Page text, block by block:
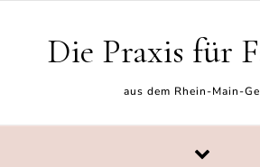
Die Praxis für
aus dem Rhein-Main-